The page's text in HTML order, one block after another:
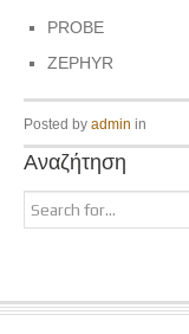
PROBE
ZEPHYR
Posted by admin in
Αναζήτηση